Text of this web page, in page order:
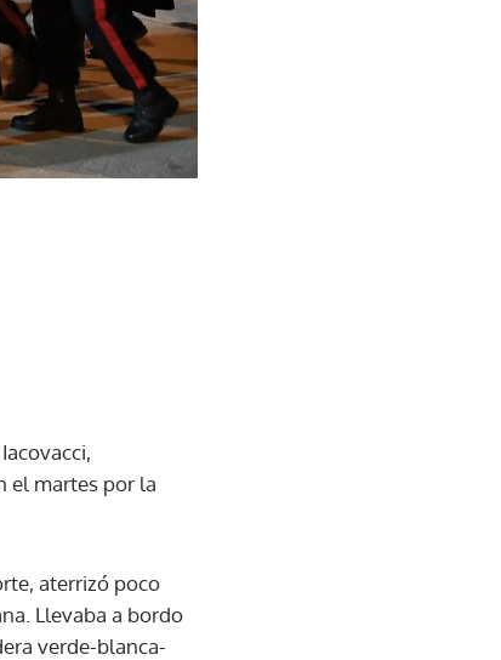
el martes por la
aterrizó poco
Llevaba a bordo
verde-blanca-